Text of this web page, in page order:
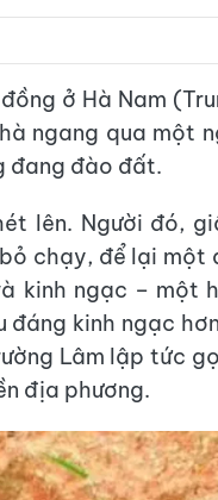
ở Hà Nam
ngang qua một
đang đào đất.
lên. Người đó,
chạy, để lại một
kinh ngạc – một
kinh ngạc
Lâm lập tức
địa phương.